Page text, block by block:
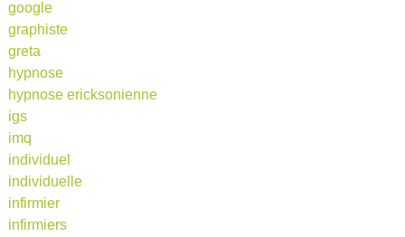
google
graphiste
greta
hypnose
hypnose ericksonienne
igs
imq
individuel
individuelle
infirmier
infirmiers